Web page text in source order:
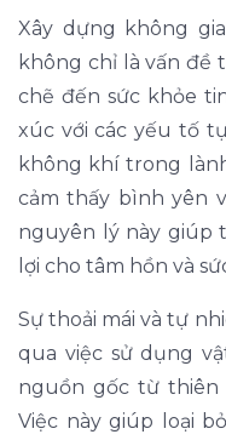
Xây dựng không
không chỉ là vấn đề
chẽ đến sức khỏe
xúc với các yếu tố
không khí trong
cảm thấy bình yên
nguyên lý này giúp
lợi cho tâm hồn và
Sự thoải mái và tự
qua việc sử dụng
nguồn gốc từ
Việc này giúp loại